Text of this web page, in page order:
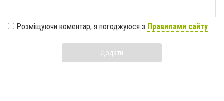
Розміщуючи коментар, я погоджуюся з Правилами сайту
Додати